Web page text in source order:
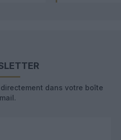
dans votre boîte
mail.